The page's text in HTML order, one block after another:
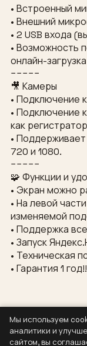
• Встроенный
• Внешний
• 2 USB входа
• Возможность
онлайн-
−−−−−
🎥 Камеры
• Подключение
• Подключение
как
•
720 и 1080.
−−−−−
🧩 Функции и
• Экран можно
• На левой
изменяемой
• Поддержка
• Запуск
• Техническая
• Гарантия 1
Мы используем
аналитики и
сайтом, вы